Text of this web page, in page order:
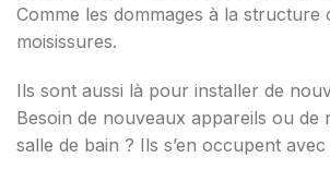
Comme les dommages à la structure
moisissures.
Ils sont aussi là pour installer de
Besoin de nouveaux appareils ou de
salle de bain ? Ils s’en occupent avec